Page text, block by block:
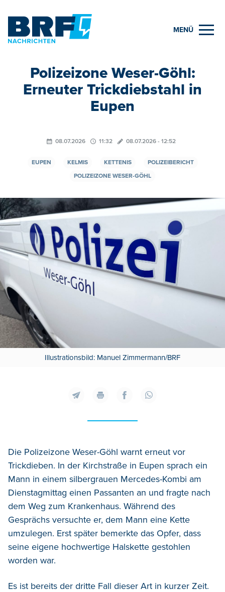
MENÜ
Polizeizone Weser-Göhl:
Erneuter Trickdiebstahl in
Eupen
08.07.2026 11:32 08.07.2026 - 12:52
EUPEN KELMIS KETTENIS
POLIZEIBERICHT
POLIZEIZONE WESER-GÖHL
Illustrationsbild: Manuel Zimmermann/BRF
Die Polizeizone Weser-Göhl warnt erneut vor
Trickdieben. In der Kirchstraße in Eupen sprach ein
Mann in einem silbergrauen Mercedes-Kombi am
Dienstagmittag einen Passanten an und fragte nach
dem Weg zum Krankenhaus. Während des
Gesprächs versuchte er, dem Mann eine Kette
umzulegen. Erst später bemerkte das Opfer, dass
seine eigene hochwertige Halskette gestohlen
worden war.
Es ist bereits der dritte Fall dieser Art in kurzer Zeit.